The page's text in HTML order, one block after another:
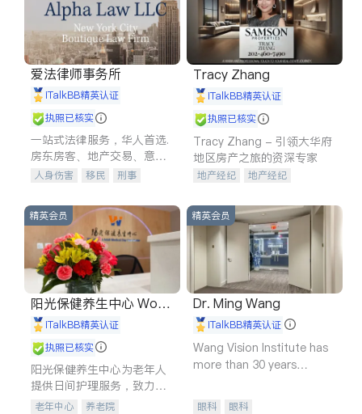
爱法律师事务所
iTalkBB精英认证
执照已核实
一站式法律服务，华人首选.
房东房客、地产交易、意外
伤害、车祸重伤、商业诉
建筑合同、刑事案件全包办
人身伤害 移民
刑事
信托/遗嘱
商业
商标注册
律师-其它 保释
Tracy Zhang
iTalkBB精英认证
执照已核实
Tracy Zhang - 引领大华府
地区房产之旅的资深专家
地产经纪
地产经纪
商铺租售
开发商建商
精英会员
阳光保健养生中心 World
shine
iTalkBB精英认证
执照已核实
阳光保健养生中心为老年人
提供日间护理服务，致力于
通过持续的护理创新来有效
老年中心 养老院
精英会员
Dr. Ming Wang
iTalkBB精英认证
Wang Vision Institute has
more than 30 years
眼科 眼科